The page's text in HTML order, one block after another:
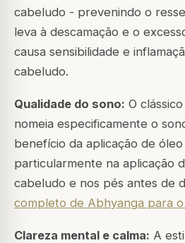
cabeludo - prevenindo o
leva à descamação e o
causa sensibilidade e
cabeludo.
Qualidade do sono: O
nomeia especificamente o
benefício da aplicação de
particularmente na aplicação
cabeludo e nos pés antes de
completo de Abhyanga para
Clareza mental e calma: A